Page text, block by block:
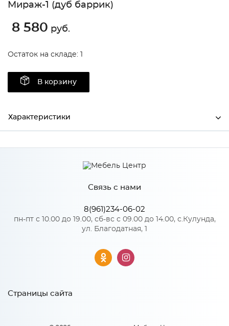
Мираж-1 (дуб баррик)
8 580 руб.
Остаток на складе: 1
В корзину
Характеристики
Ширина 1200
1400
280
Росток
Дуб Баррик/Дуб баррик
ЛДСП
Особенности
Связь с нами
8(961)234-06-02
пн-пт с 10.00 до 19.00, сб-вс с 09.00 до 14.00, с.Кулунда,
ул. Благодатная, 1
Страницы сайта